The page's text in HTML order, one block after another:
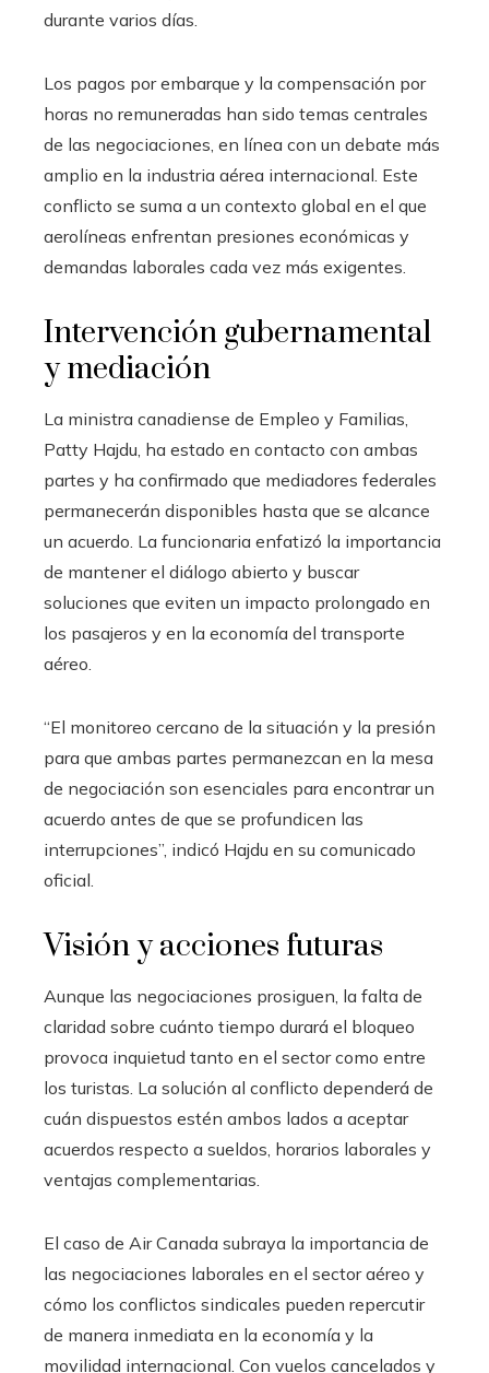
durante varios días.
Los pagos por embarque y la compensación por
horas no remuneradas han sido temas centrales
de las negociaciones, en línea con un debate más
amplio en la industria aérea internacional. Este
conflicto se suma a un contexto global en el que
aerolíneas enfrentan presiones económicas y
demandas laborales cada vez más exigentes.
Intervención gubernamental
y mediación
La ministra canadiense de Empleo y Familias,
Patty Hajdu, ha estado en contacto con ambas
partes y ha confirmado que mediadores federales
permanecerán disponibles hasta que se alcance
un acuerdo. La funcionaria enfatizó la importancia
de mantener el diálogo abierto y buscar
soluciones que eviten un impacto prolongado en
los pasajeros y en la economía del transporte
aéreo.
“El monitoreo cercano de la situación y la presión
para que ambas partes permanezcan en la mesa
de negociación son esenciales para encontrar un
acuerdo antes de que se profundicen las
interrupciones”, indicó Hajdu en su comunicado
oficial.
Visión y acciones futuras
Aunque las negociaciones prosiguen, la falta de
claridad sobre cuánto tiempo durará el bloqueo
provoca inquietud tanto en el sector como entre
los turistas. La solución al conflicto dependerá de
cuán dispuestos estén ambos lados a aceptar
acuerdos respecto a sueldos, horarios laborales y
ventajas complementarias.
El caso de Air Canada subraya la importancia de
las negociaciones laborales en el sector aéreo y
cómo los conflictos sindicales pueden repercutir
de manera inmediata en la economía y la
movilidad internacional. Con vuelos cancelados y